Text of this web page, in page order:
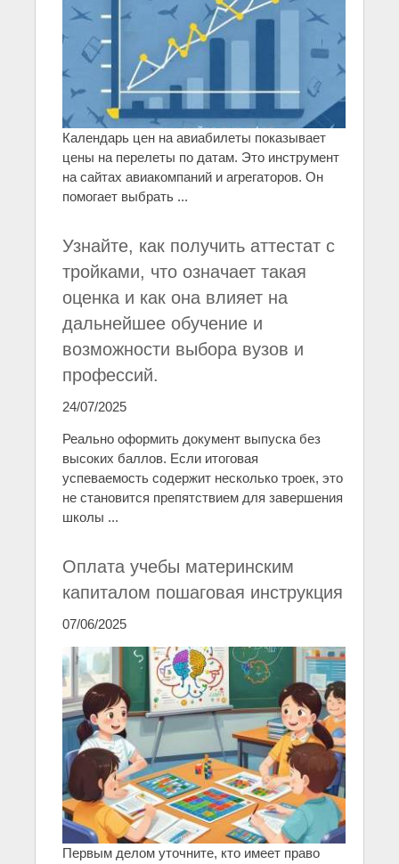
Календарь цен на авиабилеты показывает
цены на перелеты по датам. Это инструмент
на сайтах авиакомпаний и агрегаторов. Он
помогает выбрать ...
Узнайте, как получить аттестат с
тройками, что означает такая
оценка и как она влияет на
дальнейшее обучение и
возможности выбора вузов и
профессий.
24/07/2025
Реально оформить документ выпуска без
высоких баллов. Если итоговая
успеваемость содержит несколько троек, это
не становится препятствием для завершения
школы ...
Оплата учебы материнским
капиталом пошаговая инструкция
07/06/2025
Первым делом уточните, кто имеет право